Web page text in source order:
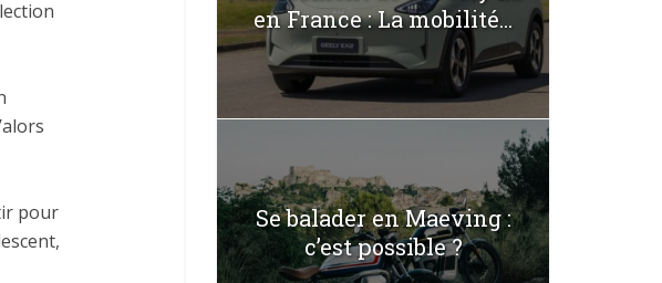
pour
en France : La mobilité...
Se balader en Maeving :
c’est possible ?